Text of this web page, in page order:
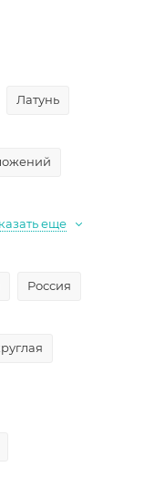
Латунь
еще
Россия